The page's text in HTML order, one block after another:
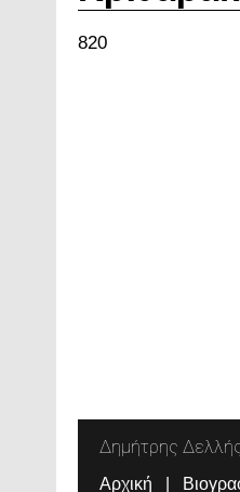
820
Δημήτρης Δελλής
Αρχική